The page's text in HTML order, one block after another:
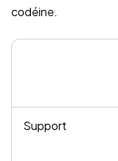
codéine.
Support